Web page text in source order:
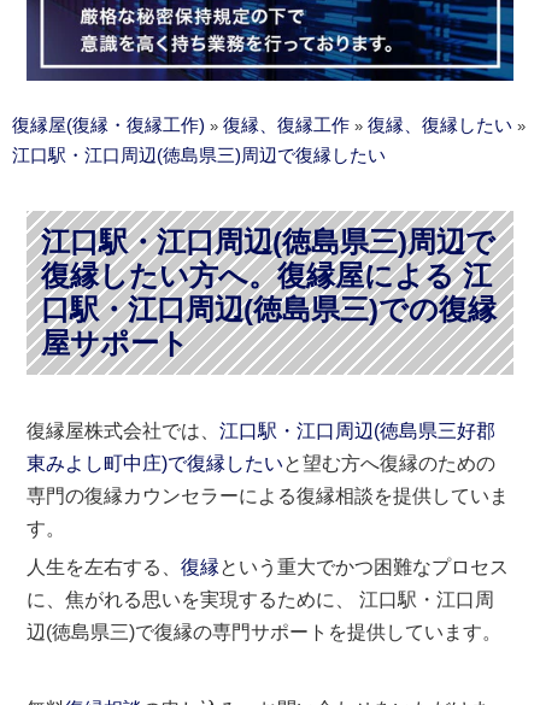
復縁屋(復縁・復縁工作) » 復縁、復縁工作 » 復縁、復縁したい »
江口駅・江口周辺(徳島県三)周辺で復縁したい
江口駅・江口周辺(徳島県三)周辺で
復縁したい方へ。復縁屋による 江
口駅・江口周辺(徳島県三)での復縁
屋サポート
復縁屋株式会社では、江口駅・江口周辺(徳島県三好郡
東みよし町中庄)で復縁したいと望む方へ復縁のための
専門の復縁カウンセラーによる復縁相談を提供していま
す。
人生を左右する、復縁という重大でかつ困難なプロセス
に、焦がれる思いを実現するために、 江口駅・江口周
辺(徳島県三)で復縁の専門サポートを提供しています。